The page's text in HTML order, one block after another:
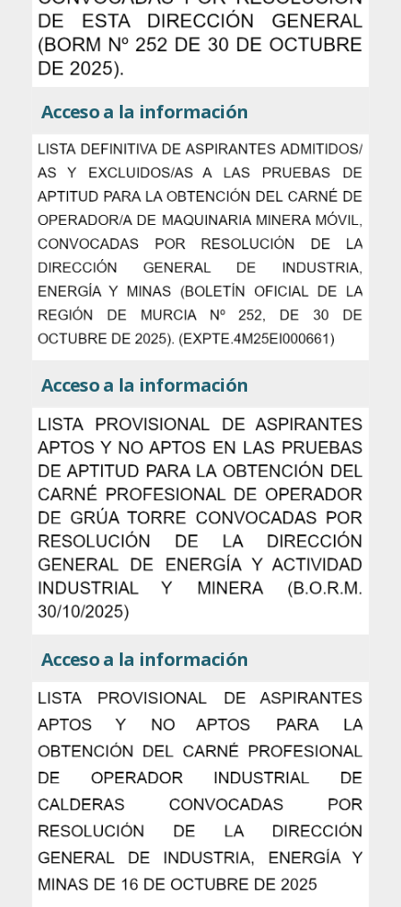
Acceso a la información
Acceso a la información
Acceso a la información